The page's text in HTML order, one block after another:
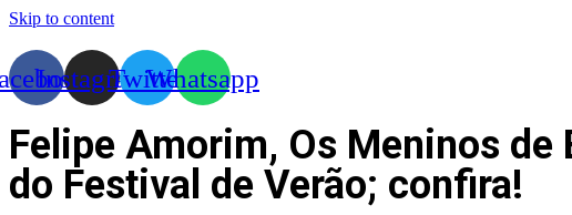
Skip to content
InstagramTwitterWhatsapp
Felipe Amorim, Os Meninos de
do Festival de Verão; confira!